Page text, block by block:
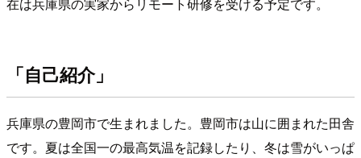
「自己紹介」
兵庫県の豊岡市で生まれました。豊岡市は山に囲まれた田舎
です。夏は全国一の最高気温を記録したり、冬は雪がいっぱ